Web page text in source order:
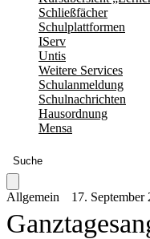
Schließfächer
Schulplattformen
IServ
Untis
Weitere Services
Schulanmeldung
Schulnachrichten
Hausordnung
Mensa
Suche
Allgemein 17. September